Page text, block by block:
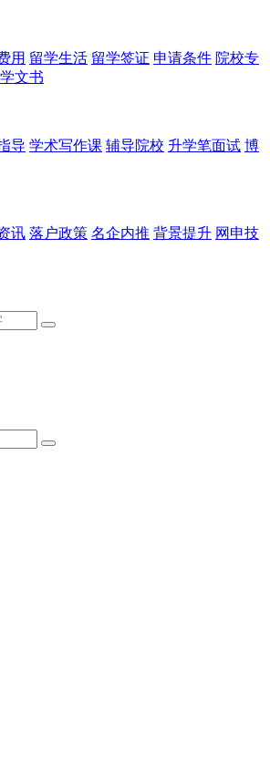
用 留学生活 留学签证 申请条件 院校专
文书
导 学术写作课 辅导院校 升学笔面试 博
讯 落户政策 名企内推 背景提升 网申技